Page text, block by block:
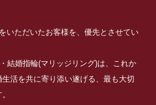
いただいたお客様を、優先とさせてい
結婚指輪(マリッジリング)は、これか
活を共に寄り添い遂げる、最も大切